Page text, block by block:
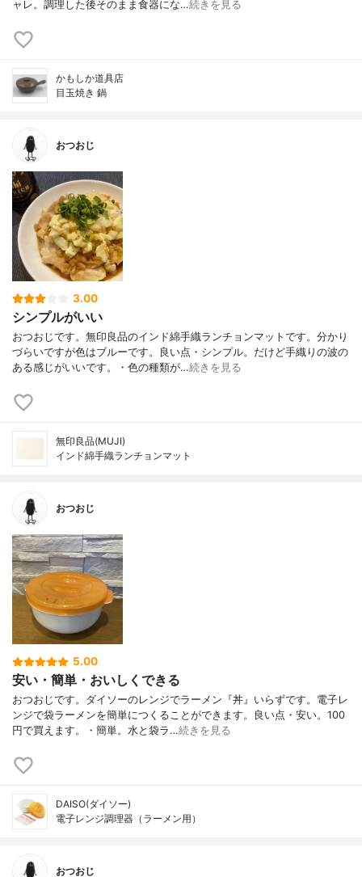
ャレ。調理した後そのまま食器にな…続きを見る
かもしか道具店
目玉焼き 鍋
おつおじ
3.00
シンプルがいい
おつおじです。無印良品のインド綿手織ランチョンマットです。分かり
づらいですが色はブルーです。良い点・シンプル。だけど手織りの波の
ある感じがいいです。・色の種類が…続きを見る
無印良品(MUJI)
インド綿手織ランチョンマット
おつおじ
5.00
安い・簡単・おいしくできる
おつおじです。ダイソーのレンジでラーメン『丼』いらずです。電子レ
ンジで袋ラーメンを簡単につくることができます。良い点・安い。100
円で買えます。・簡単。水と袋ラ…続きを見る
DAISO(ダイソー)
電子レンジ調理器（ラーメン用）
おつおじ